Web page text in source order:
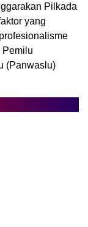
Pilkada
yang
Pemilu
(Panwaslu)